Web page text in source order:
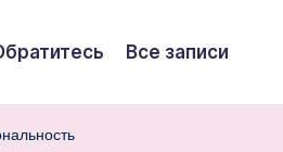
Все записи